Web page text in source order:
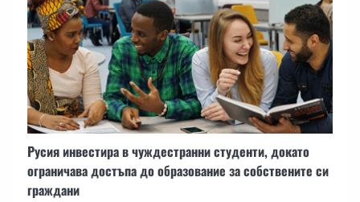
Русия инвестира в чуждестранни студенти, докато
ограничава достъпа до образование за собствените си
граждани